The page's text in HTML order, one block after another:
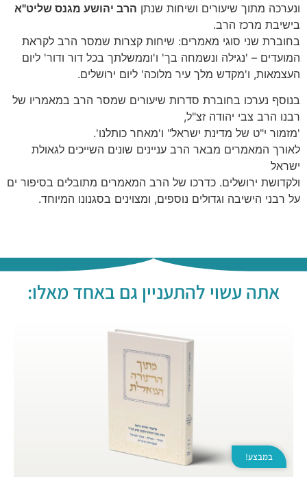
ונערכה מתוך שיעורים ושיחות שנתן הרב יהושע מגנס שליט"א
בישיבת מרכז הרב.
בחוברת שני סוגי מאמרים: שיחות קצרות שמסר הרב לקראת
המועדים – 'נגילה ונשמחה בך' ו'וממשלתך בכל דור ודור' ליום
העצמאות, ו'מקדש מלך עיר מלוכה' ליום ירושלים.
בנוסף נערכו בחוברת סדרות שיעורים שמסר הרב במאמריו של
רבנו הרב צבי יהודה זצ"ל,
'מזמור י"ט של מדינת ישראל" ו'מאחר כותלנו'.
לאורך המאמרים מבאר הרב עניינים שונים השייכים לגאולת
ישראל
ולקדושת ירושלים. כדרכו של הרב המאמרים מתובלים בסיפור ים
על רבני הישיבה וגדולים נוספים, ומצוינים בסגנונו המיוחד.
אתה עשוי להתעניין גם באחד מאלו:
במבצע!